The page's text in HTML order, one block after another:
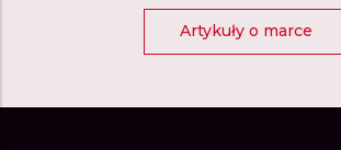
Artykuły o marce